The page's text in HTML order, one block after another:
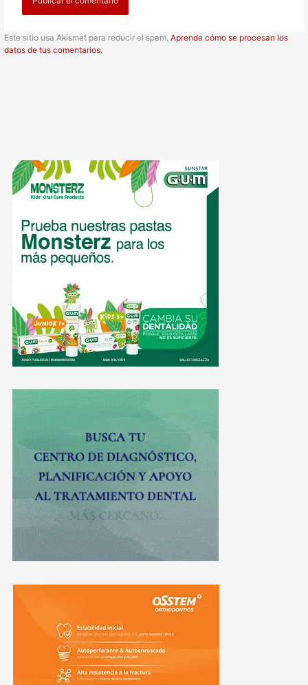
Este sitio usa Akismet para reducir el spam.Aprende cómo se procesan los
datos de tus comentarios.